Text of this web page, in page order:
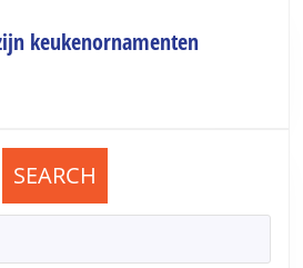
keukenornamentenRoosters
SEARCH